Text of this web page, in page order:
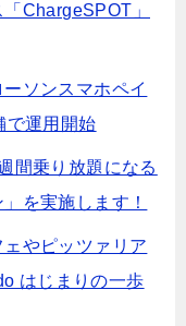
ChargeSPOT」
ソンスマホペイ
で運用開始
間乗り放題になる
を実施します！
ェやピッツァリア
はじまりの一歩